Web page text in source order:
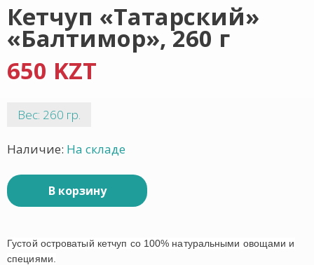
Кетчуп «Татарский»
«Балтимор», 260 г
650 KZT
Вес: 260 гр.
Наличие: На складе
В корзину
Густой островатый кетчуп со 100% натуральными овощами и
специями.